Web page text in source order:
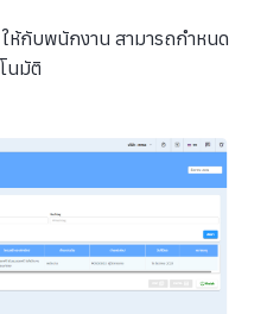
ห้กับพนักงาน สามารถกำหนด
นมัติ